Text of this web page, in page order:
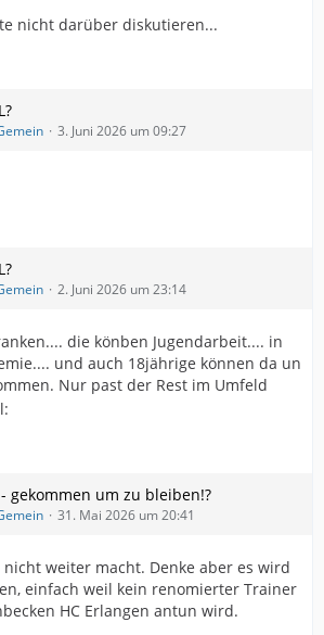
nicht darüber diskutieren...
3. Juni 2026 um 09:27
2. Juni 2026 um 23:14
die könben Jugendarbeit.... in
und auch 18jährige können da un
Nur past der Rest im Umfeld
gekommen um zu bleiben!?
31. Mai 2026 um 20:41
weiter macht. Denke aber es wird
einfach weil kein renomierter Trainer
HC Erlangen antun wird.